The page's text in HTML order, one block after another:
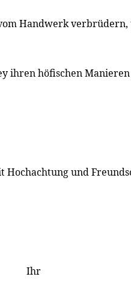
Handwerk verbrüdern,
ihren höfischen
Hochachtung und
Ihr